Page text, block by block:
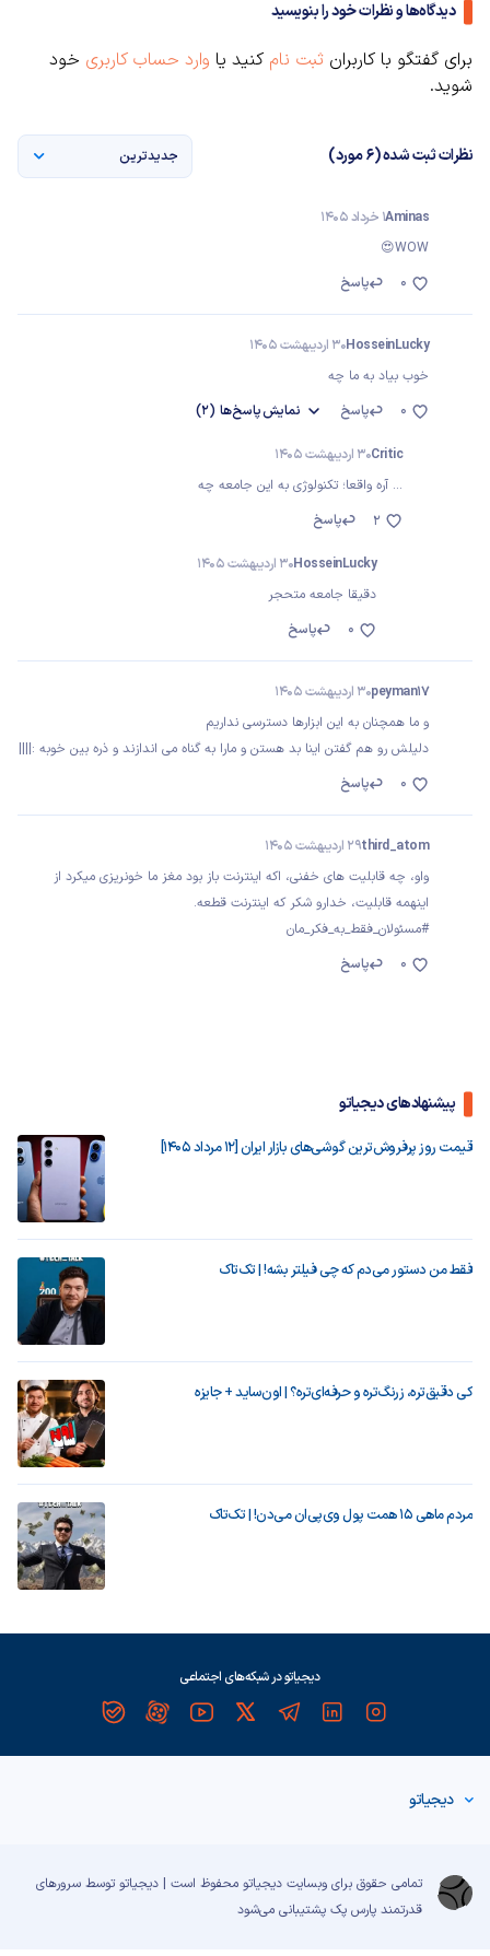
دیدگاه‌ها و نظرات خود را بنویسید
برای گفتگو با کاربران ثبت نام کنید یا وارد حساب کاربری خود
شوید.
نظرات ثبت شده (6 مورد) جدیدترین
Aminas1 خرداد 1405
WOW😍
پاسخ
0
HosseinLucky30 اردیبهشت 1405
خوب بياد به ما چه
پاسخ
نمایشپاسخ‌ها (2) 0
Critic30 اردیبهشت 1405
... آره واقعا؛ تکنولوژی به این جامعه چه
پاسخ
2
HosseinLucky30 اردیبهشت 1405
دقیقا جامعه متحجر
پاسخ
0
peyman1730 اردیبهشت 1405
و ما همچنان به این ابزارها دسترسی نداریم
دلیلش رو هم گفتن اینا بد هستن و مارا به گناه می اندازند و ذره بین خوبه :||||
پاسخ
0
third_atom29 اردیبهشت 1405
واو، چه قابلیت های خفنی، اکه اینترنت باز بود مغز ما خونریزی میکرد از
اینهمه قابلیت، خدارو شکر که اینترنت قطعه.
#مسئولان_فقط_به_فکر_مان
پاسخ
0
پیشنهادهای دیجیاتو
قیمت روز پرفروش‌ترین گوشی‌های بازار ایران [12 مرداد 1405]
فقط من دستور می‌دم که چی فیلتر بشه! | تک‌تاک
کی دقیق‌تره، زرنگ‌تره و حرفه‌ای‌تره؟ | اون‌ساید + جایزه
مردم ماهی ۱۵ همت پول وی‌پی‌ان می‌دن! | تک‌تاک
دیجیاتو در شبکه‌های اجتماعی
دیجیاتو
تمامی حقوق برای وبسایت دیجیاتو محفوظ است | دیجیاتو توسط سرورهای
قدرتمند پارس پک پشتیبانی می‌شود